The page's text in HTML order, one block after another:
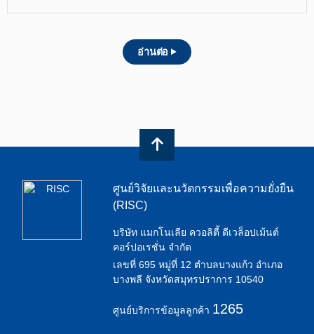
อ่านต่อ
ศูนย์วิจัยและนวัตกรรมเพื่อความยั่งยืน
(RISC)
บริษัท แมกโนเลีย ควอลิตี้ ดีเวล็อปเม้นต์
คอร์ปอเรชั่น จำกัด
เลขที่ 695 หมู่ที่ 12 ตำบลบางแก้ว อำเภอ
บางพลี จังหวัดสมุทรปราการ 10540
ศูนย์บริการข้อมูลลูกค้า 1265